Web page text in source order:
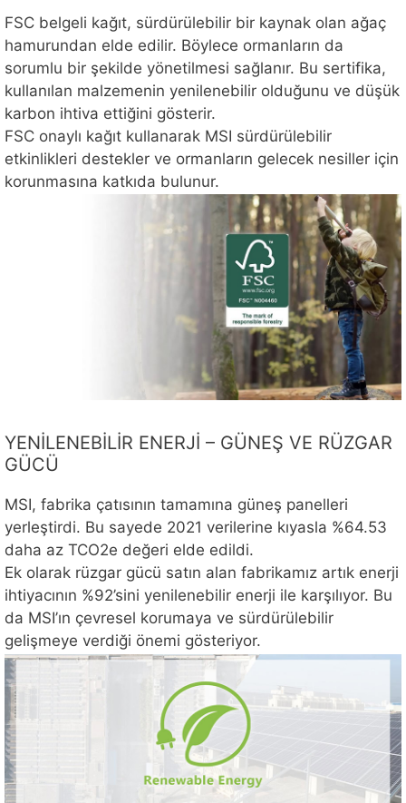
FSC belgeli kağıt, sürdürülebilir bir kaynak olan ağaç
hamurundan elde edilir. Böylece ormanların da
sorumlu bir şekilde yönetilmesi sağlanır. Bu sertifika,
kullanılan malzemenin yenilenebilir olduğunu ve düşük
karbon ihtiva ettiğini gösterir.
FSC onaylı kağıt kullanarak MSI sürdürülebilir
etkinlikleri destekler ve ormanların gelecek nesiller için
korunmasına katkıda bulunur.
YENİLENEBİLİR ENERJİ – GÜNEŞ VE RÜZGAR
GÜCÜ
MSI, fabrika çatısının tamamına güneş panelleri
yerleştirdi. Bu sayede 2021 verilerine kıyasla %64.53
daha az TCO2e değeri elde edildi.
Ek olarak rüzgar gücü satın alan fabrikamız artık enerji
ihtiyacının %92’sini yenilenebilir enerji ile karşılıyor. Bu
da MSI’ın çevresel korumaya ve sürdürülebilir
gelişmeye verdiği önemi gösteriyor.